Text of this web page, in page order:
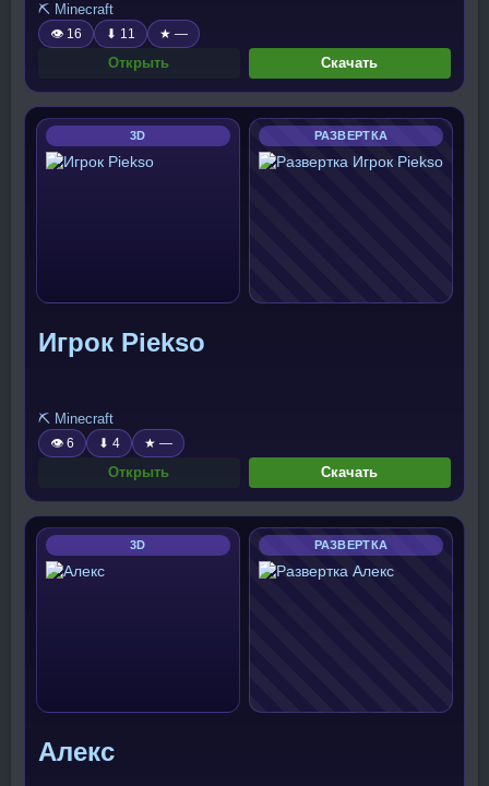
⛏️ Minecraft
👁 16 ⬇ 11 ★ —
Открыть Скачать
3D РАЗВЕРТКА
Игрок Piekso
⛏️ Minecraft
👁 6 ⬇ 4 ★ —
Открыть Скачать
3D РАЗВЕРТКА
Алекс